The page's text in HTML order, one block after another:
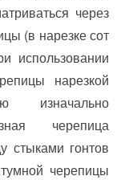
через
(в нарезке сот
использовании
нарезкой
изначально
черепица
стыками гонтов
черепицы